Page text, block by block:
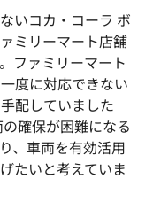
いコカ・コーラ ボ
ミリーマート店舗
ファミリーマート
度に対応できない
配していました
確保が困難になる
、車両を有効活用
たいと考えていま